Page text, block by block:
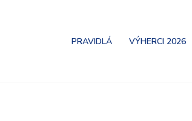
PRAVIDLÁ VÝHERCI 2026